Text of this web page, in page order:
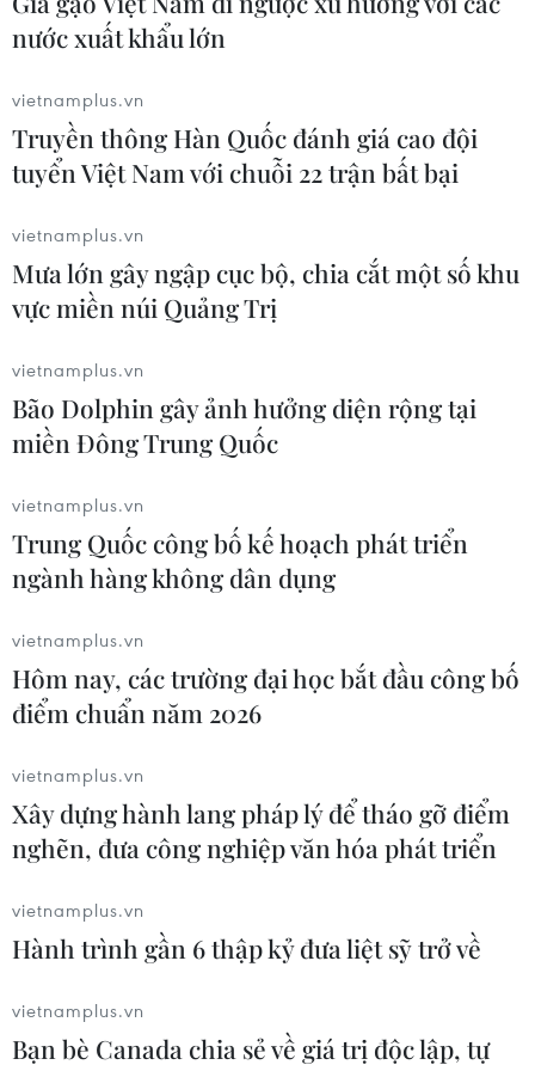
17/07/2026 05:42
Xem thêm
CƠ QUAN CHỦ QUẢN: THÔNG TẤN XÃ VIỆT NAM
Tổng Biên tập: TRẦN TIẾN DUẨN
Phó Tổng Biên tập: NGUYỄN THỊ TÁM, KHÚC THANH
THỦY
Sở hữu trí tuệ
RSS
Hỗ trợ
Ngôn ngữ
TTXVN
Dịch vụ tin
Liên hệ
Giấy phép số: 1374/GP-BTTTT do Bộ Thông tin và Truyền thông
cấp ngày 11/9/2008.
Quảng cáo: Phó TBT Nguyễn Thị Tám: 093.5958688, Email:
Điện thoại: (024) 39411349 - (024) 39411348, Fax: (024)
39411348
© Bản quyền thuộc về VietnamPlus, TTXVN. Cấm sao chép dưới
mọi hình thức nếu không có sự chấp thuận bằng văn bản.
nước xuất khẩu lớn
vietnamplus.vn
Truyền thông Hàn Quốc đánh giá cao đội
tuyển Việt Nam với chuỗi 22 trận bất bại
vietnamplus.vn
Mưa lớn gây ngập cục bộ, chia cắt một số khu
vực miền núi Quảng Trị
vietnamplus.vn
Bão Dolphin gây ảnh hưởng diện rộng tại
miền Đông Trung Quốc
vietnamplus.vn
Trung Quốc công bố kế hoạch phát triển
ngành hàng không dân dụng
vietnamplus.vn
Hôm nay, các trường đại học bắt đầu công bố
điểm chuẩn năm 2026
vietnamplus.vn
Xây dựng hành lang pháp lý để tháo gỡ điểm
nghẽn, đưa công nghiệp văn hóa phát triển
vietnamplus.vn
Hành trình gần 6 thập kỷ đưa liệt sỹ trở về
vietnamplus.vn
Bạn bè Canada chia sẻ về giá trị độc lập, tự